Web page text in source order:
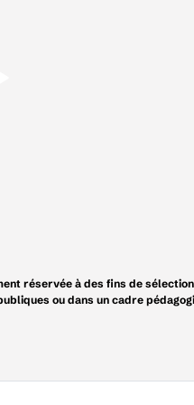
réservée à des fins de
ou dans un cadre